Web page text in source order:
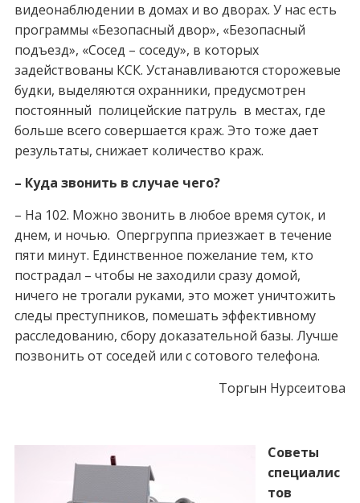
видеонаблюдении в домах и во дворах. У нас есть
программы «Безопасный двор», «Безопасный
подъезд», «Сосед – соседу», в которых
задействованы КСК. Устанавливаются сторожевые
будки, выделяются охранники, предусмотрен
постоянный полицейские патруль в местах, где
больше всего совершается краж. Это тоже дает
результаты, снижает количество краж.
– Куда звонить в случае чего?
– На 102. Можно звонить в любое время суток, и
днем, и ночью. Опергруппа приезжает в течение
пяти минут. Единственное пожелание тем, кто
пострадал – чтобы не заходили сразу домой,
ничего не трогали руками, это может уничтожить
следы преступников, помешать эффективному
расследованию, сбору доказательной базы. Лучше
позвонить от соседей или с сотового телефона.
Торгын Нурсеитова
Советы
специалис
тов